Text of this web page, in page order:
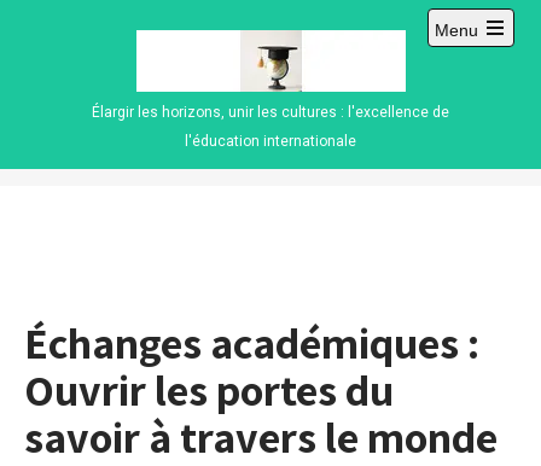
Élargir les horizons, unir les cultures : l'excellence de
l'éducation internationale
Menu
Open
Échanges académiques :
Ouvrir les portes du
savoir à travers le monde